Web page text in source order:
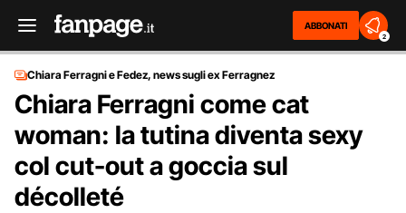
ABBONATI
2
Chiara Ferragni e Fedez, news sugli ex Ferragnez
Chiara Ferragni come cat
woman: la tutina diventa sexy
col cut-out a goccia sul
décolleté